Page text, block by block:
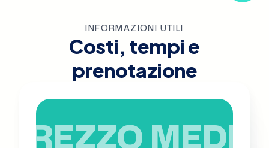
INFORMAZIONI UTILI
Costi, tempi e
prenotazione
PREZZO MEDIO